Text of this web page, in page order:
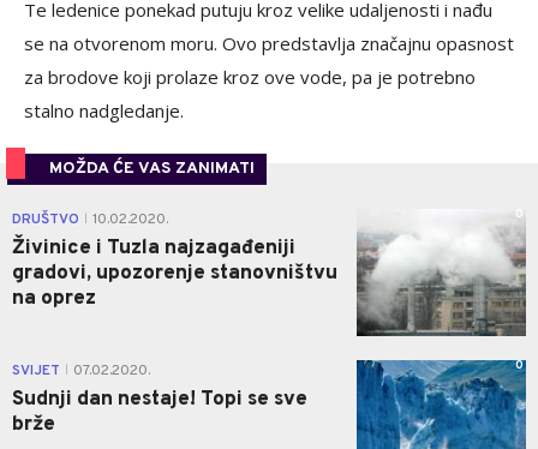
Te ledenice ponekad putuju kroz velike udaljenosti i nađu
se na otvorenom moru. Ovo predstavlja značajnu opasnost
za brodove koji prolaze kroz ove vode, pa je potrebno
stalno nadgledanje.
MOŽDA ĆE VAS ZANIMATI
DRUŠTVO 10.02.2020.
Živinice i Tuzla najzagađeniji
gradovi, upozorenje stanovništvu
na oprez
0
SVIJET 07.02.2020.
Sudnji dan nestaje! Topi se sve
brže
0